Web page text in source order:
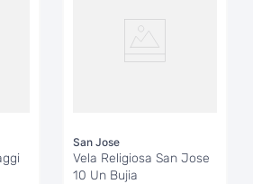
San Jose
Vela Religiosa San Jose
10 Un Bujia